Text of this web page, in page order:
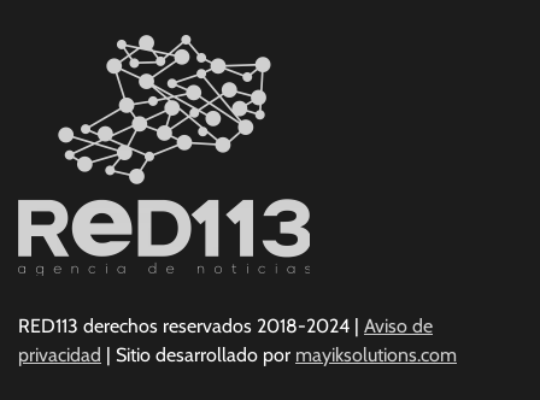
RED113 derechos reservados 2018-2024 | Aviso de
privacidad | Sitio desarrollado por mayiksolutions.com